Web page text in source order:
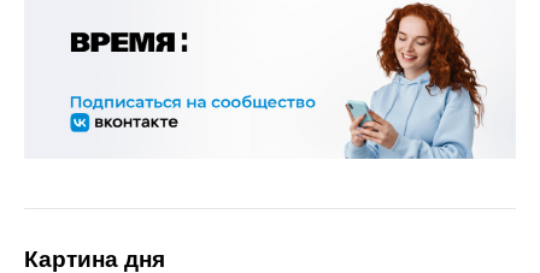
Картина дня